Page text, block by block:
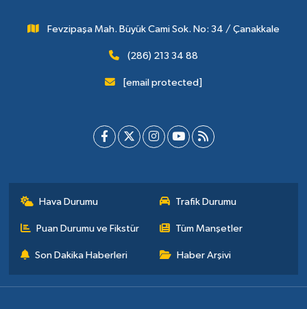
Fevzipaşa Mah. Büyük Cami Sok. No: 34 / Çanakkale
(286) 213 34 88
[email protected]
Hava Durumu Trafik Durumu
Puan Durumu ve Fikstür Tüm Manşetler
Son Dakika Haberleri Haber Arşivi